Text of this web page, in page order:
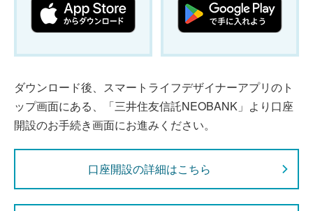
ダウンロード後、スマートライフデザイナーアプリのト
ップ画面にある、「三井住友信託NEOBANK」より口座
開設のお手続き画面にお進みください。
口座開設の詳細はこちら